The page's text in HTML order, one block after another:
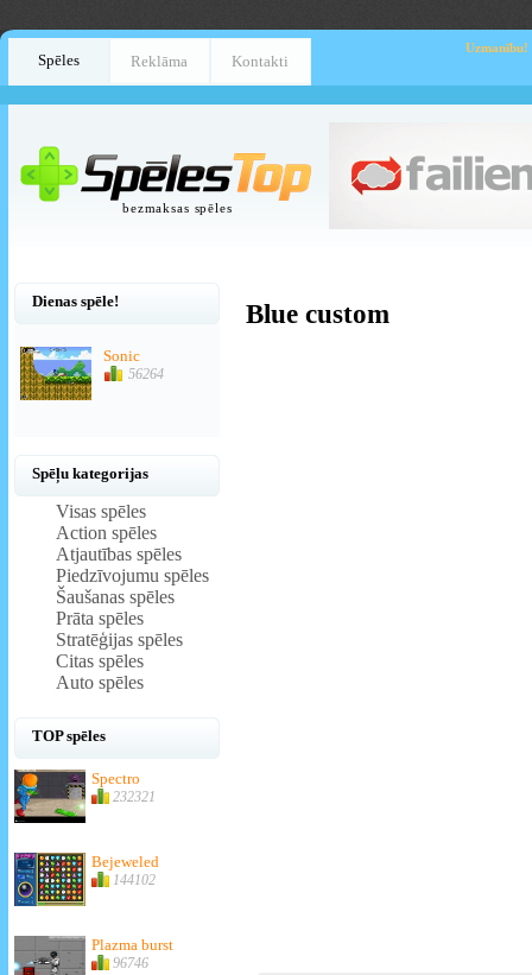
Spēles Reklāma Kontakti
Uzmanību!
bezmaksas spēles
Dienas spēle!
Sonic
56264
Spēļu kategorijas
Visas spēles
Action spēles
Atjautības spēles
Piedzīvojumu spēles
Šaušanas spēles
Prāta spēles
Stratēģijas spēles
Citas spēles
Auto spēles
TOP spēles
Spectro
232321
Bejeweled
144102
Plazma burst
96746
Blue custom